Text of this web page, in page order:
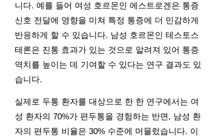
니다. 예를 들어 여성 호르몬인 에스트로겐은 통증
신호 전달에 영향을 미쳐 특정 통증에 더 민감하게
반응하게 할 수 있습니다. 남성 호르몬인 테스토스
테론은 진통 효과가 있는 것으로 알려져 있어 통증
역치를 높이는 데 기여할 수 있다는 연구 결과도 있
습니다.
실제로 두통 환자를 대상으로 한 한 연구에서는 여
성 환자의 70%가 편두통을 경험하는 반면, 남성 환
자의 편두통 비율은 30% 수준에 머물렀습니다. 이